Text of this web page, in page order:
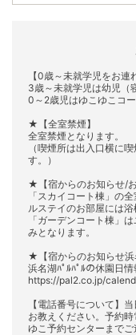
【0歳～未就学児をお連
3歳～未就学児は幼児（
0～2歳児はゆこゆこコ
★【全室禁煙】
全室禁煙となります。
（喫煙所は出入口横に
す。）
★【宿からのお知らせ/お
「スカイコート棟」の
ルステイのお部屋には浴
「ガーデンコート棟」
みとなります。
★【宿からのお知らせ浜
浜名湖ﾊﾟﾙﾊﾟﾙの休園日
https://pal2.co.jp/
【電話番号について】
お教えください。予約
ゆこ予約センターまでご